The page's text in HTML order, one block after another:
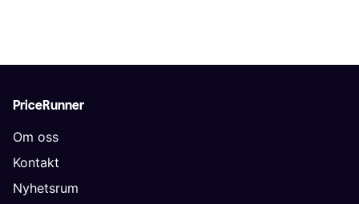
PriceRunner
Om oss
Kontakt
Nyhetsrum